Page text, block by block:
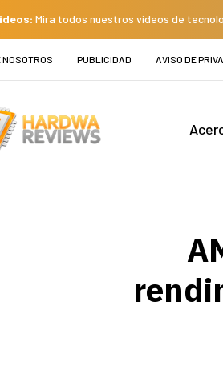
Mira todos nuestros videos de
PUBLICIDAD AVISO DE